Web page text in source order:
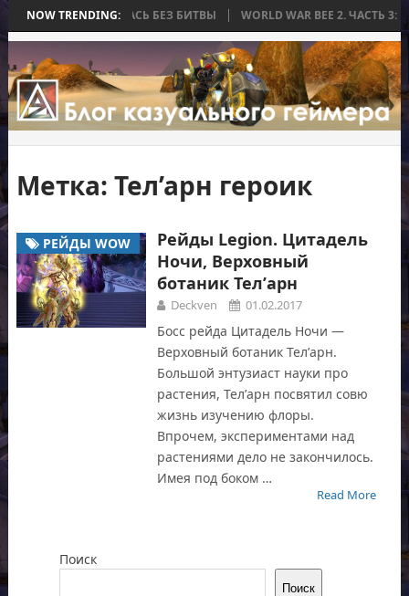
NOW TRENDING:
КОТОРАЯ ЗАКОНЧИЛАСЬ БЕЗ БИТВЫ WORLD WAR BEE 2. ЧАСТЬ
Метка:Тел’арн героик
РЕЙДЫ WOW
Рейды Legion. Цитадель
Ночи, Верховный
ботаник Тел’арн
Deckven 01.02.2017
Босс рейда Цитадель Ночи —
Верховный ботаник Тел’арн.
Большой энтузиаст науки про
растения, Тел’арн посвятил совю
жизнь изучению флоры.
Впрочем, экспериментами над
растениями дело не закончилось.
Имея под боком …
Read More
Поиск
Поиск